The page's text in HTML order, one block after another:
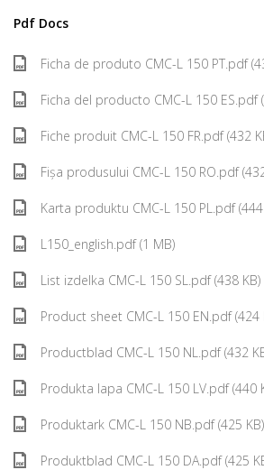
Pdf Docs
Ficha de produto CMC-L 150 PT.pdf
Ficha del producto CMC-L 150 ES.pdf
Fiche produit CMC-L 150 FR.pdf (432
Fișa produsului CMC-L 150 RO.pdf
Karta produktu CMC-L 150 PL.pdf (444
L150_english.pdf (1 MB)
List izdelka CMC-L 150 SL.pdf (438 KB)
Product sheet CMC-L 150 EN.pdf (424
Productblad CMC-L 150 NL.pdf (432
Produkta lapa CMC-L 150 LV.pdf (440
Produktark CMC-L 150 NB.pdf (425 KB)
Produktblad CMC-L 150 DA.pdf (425